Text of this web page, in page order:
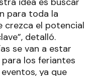
para toda la
crezca el potencial
detalló.
se van a estar
los feriantes
ya que